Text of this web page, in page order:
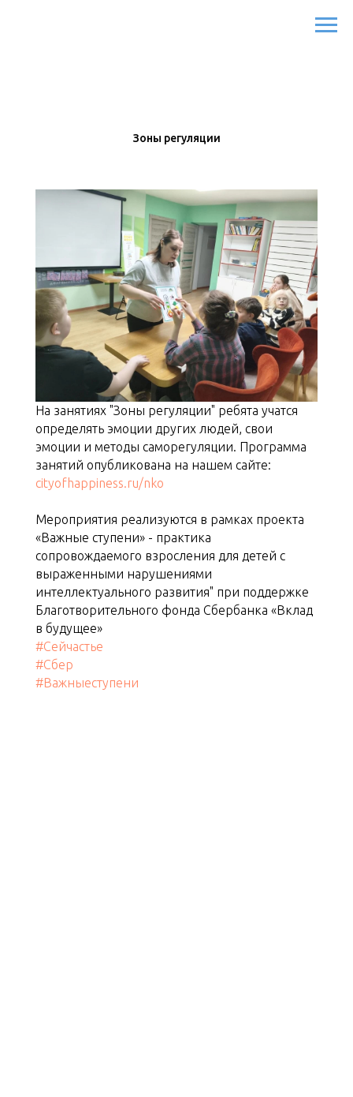
Зоны регуляции
На занятиях "Зоны регуляции" ребята учатся
определять эмоции других людей, свои
эмоции и методы саморегуляции. Программа
занятий опубликована на нашем сайте:
cityofhappiness.ru/nko
Мероприятия реализуются в рамках проекта
«Важные ступени» - практика
сопровождаемого взросления для детей с
выраженными нарушениями
интеллектуального развития" при поддержке
Благотворительного фонда Сбербанка «Вклад
в будущее»
#Сейчастье
#Сбер
#Важныеступени